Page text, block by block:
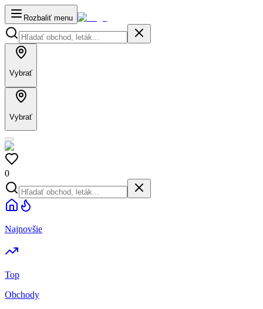
Rozbaliť menu
Vybrať
Vybrať
0
Najnovšie
Top
Obchody